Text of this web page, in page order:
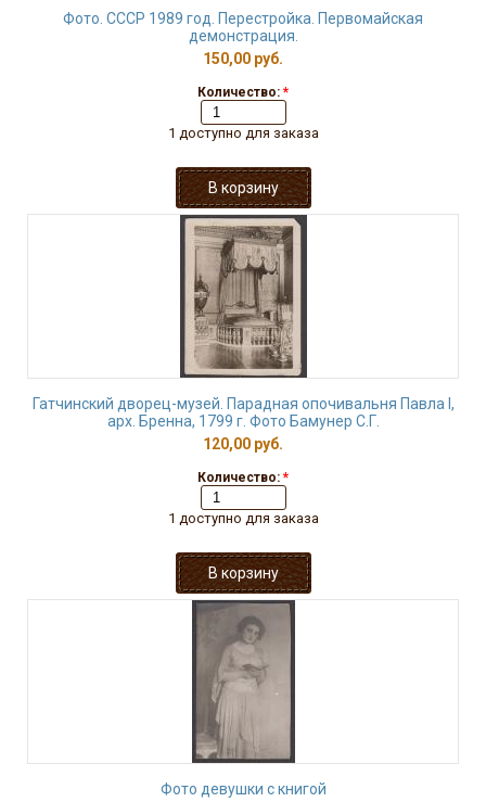
Фото. СССР 1989 год. Перестройка. Первомайская
демонстрация.
150,00 руб.
Количество: *
1 доступно для заказа
Гатчинский дворец-музей. Парадная опочивальня Павла I,
арх. Бренна, 1799 г. Фото Бамунер С.Г.
120,00 руб.
Количество: *
1 доступно для заказа
Фото девушки с книгой